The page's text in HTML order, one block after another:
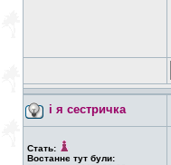
і я сестричка
Стать:
Востаннє тут були: